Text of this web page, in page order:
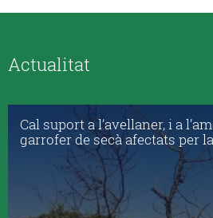
Actualitat
Cal suport a l’avellaner, i a
garrofer de secà afectats per